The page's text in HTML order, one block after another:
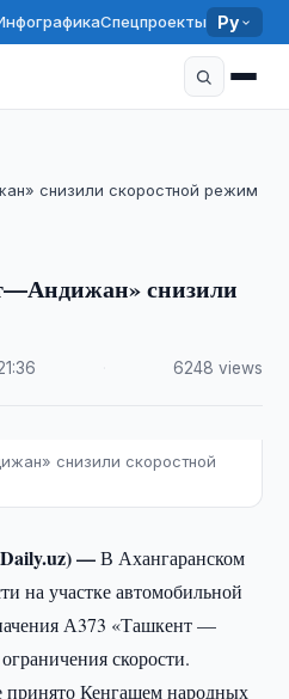
Спецпроекты Ру
снизили скоростной режим
снизили
6248 views
снизили скоростной
—В Ахангаранском
на участке автомобильной
А373 «Ташкент —
скорости.
принято Кенгашем народных